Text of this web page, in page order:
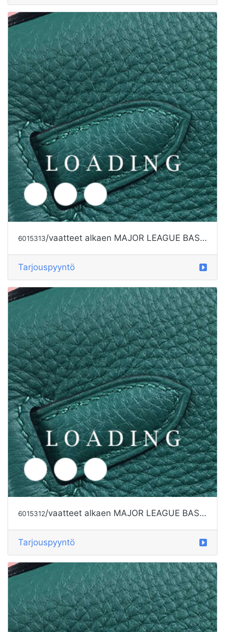
6015313/vaatteet alkaen MAJOR LEAGUE BASEBALL
Tarjouspyyntö
6015312/vaatteet alkaen MAJOR LEAGUE BASEBALL
Tarjouspyyntö